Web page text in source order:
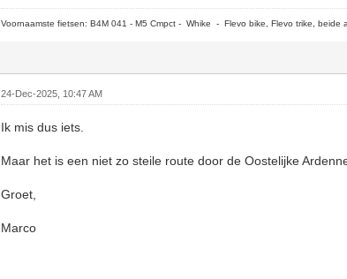
Voornaamste fietsen: B4M 041 - M5 Cmpct - Whike - Flevo bike, Flevo trike, beide
24-Dec-2025, 10:47 AM
Ik mis dus iets.
Maar het is een niet zo steile route door de Oostelijke
Groet,
Marco